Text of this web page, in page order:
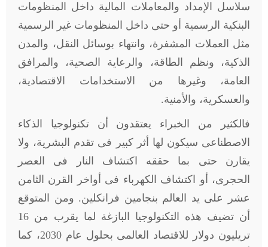
سلاسل الإمداد والمعاملات المالية داخل المنظومات
البنكية الرسمية أو حتى داخل المنظومات غير الرسمية
مثل العملات المشفرة، وانتهاء بوسائل النقل، والمدن
الذكية، ونظم الطاقة، والرعاية الصحية، والمرافق
العامة، وغيرها من الاستخدامات الاقتصادية،
والعسكرية، والأمنية.
فالكثير من الخبراء يعتقدون أن تكنولوجيا الذكاء
الاصطناعى سيكون لها أثر كبير فى تقدم البشرية، ولا
يقارن حتى بما حققه اكتشاف النار فى العصر
الحجرى، أو اكتشاف الكهرباء فى أواخر القرن الثامن
عشر على يد العالم بنجامين فرانكلين. ومن المتوقع
أن تضيف هذه التكنولوجيا البازغة لما يقرب من 16
تريليون دولار للاقتصاد العالمى بحلول عام 2030، كما